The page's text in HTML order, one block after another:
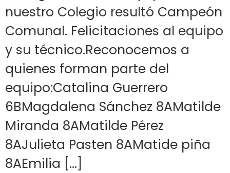
nuestro Colegio resultó Campeón
Comunal. Felicitaciones al equipo
y su técnico.Reconocemos a
quienes forman parte del
equipo:Catalina Guerrero
6BMagdalena Sánchez 8AMatilde
Miranda 8AMatilde Pérez
8AJulieta Pasten 8AMatide piña
8AEmilia […]